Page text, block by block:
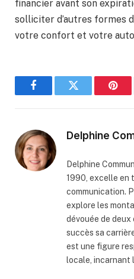
financier avant son
solliciter d’autres formes
votre confort et votre
FacebookTwitter
Delphine
Delphine
1990, excelle en
communication.
explore les
dévouée de
succès sa
est une figure
locale, incarnant